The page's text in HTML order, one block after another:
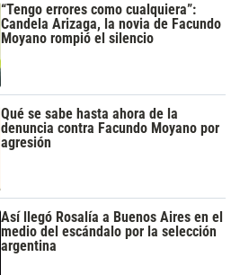
“Tengo errores como cualquiera”:
Candela Arizaga, la novia de Facundo
Moyano rompió el silencio
Qué se sabe hasta ahora de la
denuncia contra Facundo Moyano por
agresión
Así llegó Rosalía a Buenos Aires en el
medio del escándalo por la selección
argentina